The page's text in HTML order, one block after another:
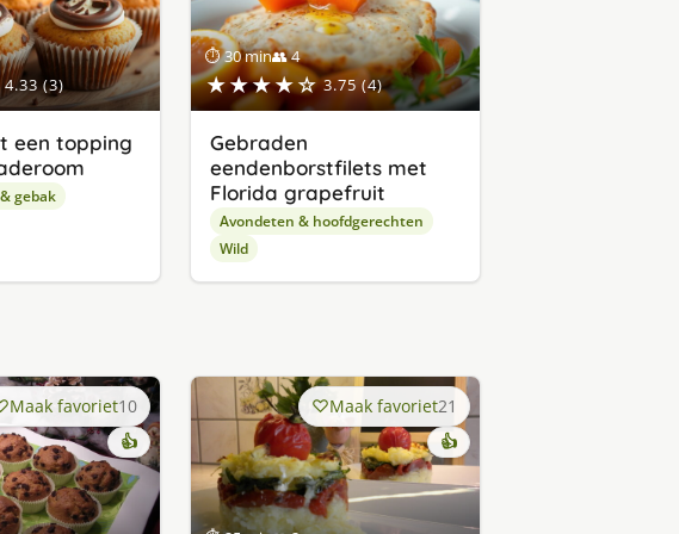
4.33 (3)
een topping
gebak
⏱ 30 min👥 4
★★★★☆ 3.75 (4)
Gebraden
eendenborstfilets met
Florida grapefruit
Avondeten & hoofdgerechten
Wild
Maak favoriet10
👍
Maak favoriet21
👍